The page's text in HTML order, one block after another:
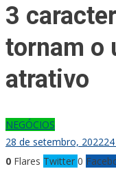
3
tornam o
atrativo
NEGÓCIOS
28 de setembro, 2022
0 Flares Twitter 0